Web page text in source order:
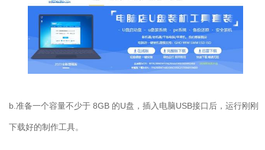
b.准备一个容量不少于 8GB 的U盘，插入电脑USB接口后，运行刚刚
下载好的制作工具。